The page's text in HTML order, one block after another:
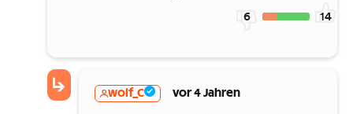
6 14
wolf_C vor 4 Jahren